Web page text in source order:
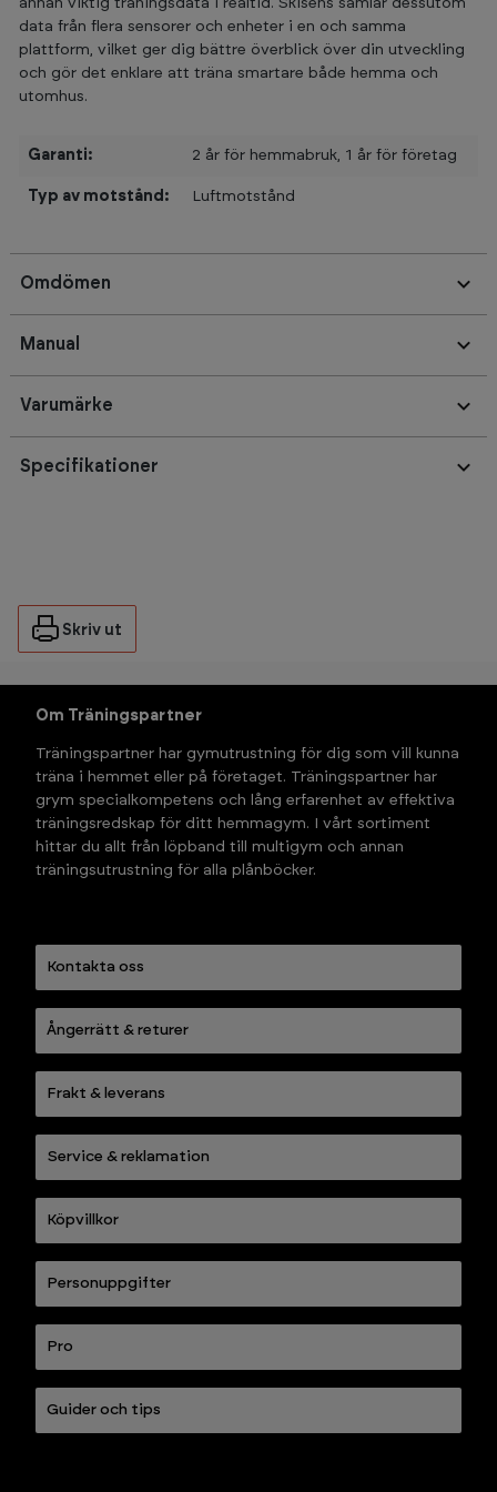
data från flera sensorer och enheter i en och samma
plattform, vilket ger dig bättre överblick över din utveckling
och gör det enklare att träna smartare både hemma och
utomhus.
Garanti: 2 år för hemmabruk, 1 år för företag
Typ av motstånd: Luftmotstånd
Omdömen
Specifikationer
Manual
Varumärke
Skriv ut
Om Träningspartner
Träningspartner har gymutrustning för dig som vill kunna
träna i hemmet eller på företaget. Träningspartner har
grym specialkompetens och lång erfarenhet av effektiva
träningsredskap för ditt hemmagym. I vårt sortiment
hittar du allt från löpband till multigym och annan
träningsutrustning för alla plånböcker.
Kontakta oss
Ångerrätt & returer
Frakt & leverans
Service & reklamation
Köpvillkor
Personuppgifter
Pro
Guider och tips